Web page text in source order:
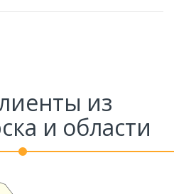
из
и области